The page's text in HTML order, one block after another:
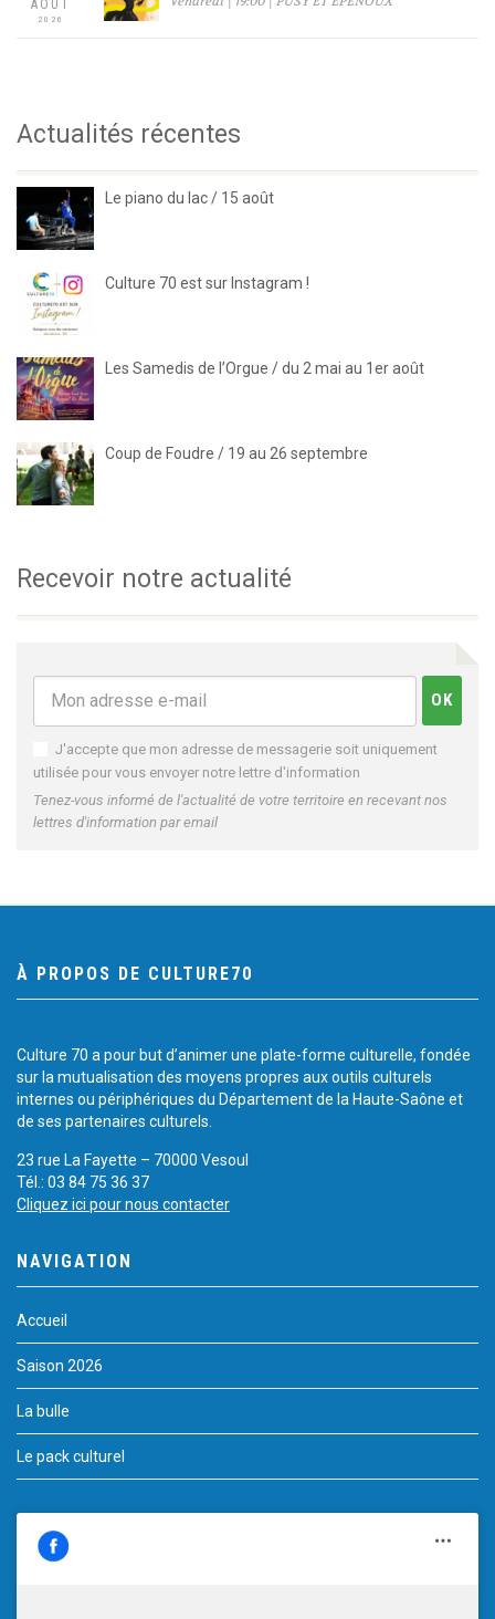
AOÛT
2026
Actualités récentes
Le piano du lac / 15 août
Culture 70 est sur Instagram !
Les Samedis de l’Orgue / du 2 mai au 1er août
Coup de Foudre / 19 au 26 septembre
Recevoir notre actualité
J'accepte que mon adresse de messagerie soit uniquement
utilisée pour vous envoyer notre lettre d'information
Tenez-vous informé de l'actualité de votre territoire en recevant nos
lettres d'information par email
À PROPOS DE CULTURE70
Culture 70 a pour but d’animer une plate-forme culturelle, fondée
sur la mutualisation des moyens propres aux outils culturels
internes ou périphériques du Département de la Haute-Saône et
de ses partenaires culturels.
23 rue La Fayette – 70000 Vesoul
Tél.: 03 84 75 36 37
Cliquez ici pour nous contacter
NAVIGATION
Accueil
Saison 2026
La bulle
Le pack culturel